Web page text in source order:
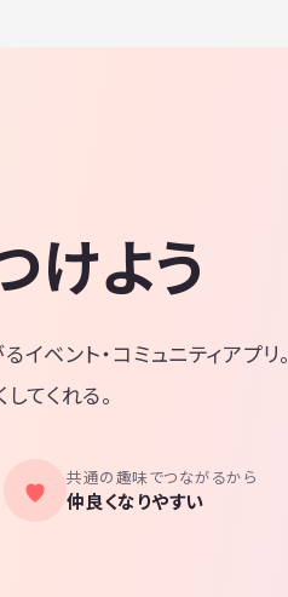
けよう
ベント・コミュニティアプリ。
てくれる。
共通の趣味でつながるから
仲良くなりやすい